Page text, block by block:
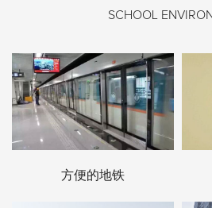
SCHOOL
方便的地铁